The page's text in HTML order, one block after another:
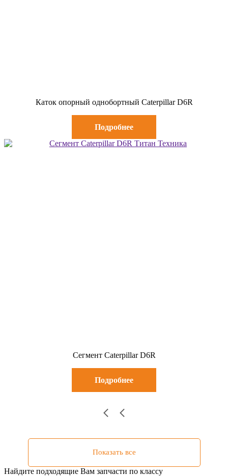
Каток опорный однобортный Caterpillar D6R
Подробнее
Сегмент Caterpillar D6R
Подробнее
Показать все
Найдите подходящие Вам запчасти по классу